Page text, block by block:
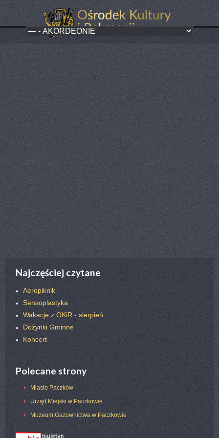
Nauka gry na akordeonie
Kategoria: Dla dzieci i młodzieży
Instruktor: Kacper Trela
Chcesz nauczyć się grać na akordeonie? Dobrze trafiłeś, od września
w ofercie STUDIA ARTYSTYCZNEGO zajęcia nauki gry na akordeonie
na wszystkich poziomach nauczania. Naukę gry na akordeonie można
rozpocząć w każdym wieku a zajęcia prowadzone przez naszego
instruktora to prawdziwa przyjemność. Zapisy oraz dodatkowe
informacje w Domu Plastyka oraz Biurze Ośrodka Kultury i Rekreacji w
Paczkowie. Wszystkich zainteresowanych ZAPRASZAMY!!!!
poprz. nast.
Najczęściej czytane
Aeropiknik
Sensoplastyka
Wakacje z OKiR - sierpień
Dożynki Gminne
Koncert
Polecane strony
Miasto Paczków
Urząd Miejski w Paczkowie
Muzeum Gazownictwa w Paczkowie